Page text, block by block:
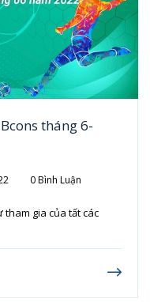
tháng 6-
0 Bình Luận
tham gia của tất các